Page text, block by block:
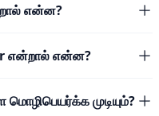
என்ன?
என்றால் என்ன?
முடியும்?